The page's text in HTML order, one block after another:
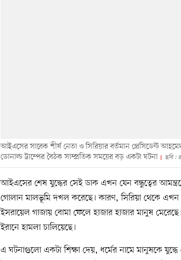
আইএসের সাবেক শীর্ষ নেতা ও সিরিয়ার বর্তমান প্রেসিডেন্ট আহমেদ
ডোনাল্ড ট্রাম্পের বৈঠক সাম্প্রতিক সময়ের বড় একটা ঘটনা
ছবি :
আইএসের শেষ যুদ্ধের সেই ডাক এখন যেন বন্ধুত্বের
গোলান মালভূমি দখল করেছে। কারণ, সিরিয়া থেকে
ইসরায়েল গাজায় বোমা ফেলে হাজার হাজার মানুষ
ইরানে হামলা চালিয়েছে।
এ ঘটনাগুলো একটা শিক্ষা দেয়, ধর্মের নামে মানুষকে